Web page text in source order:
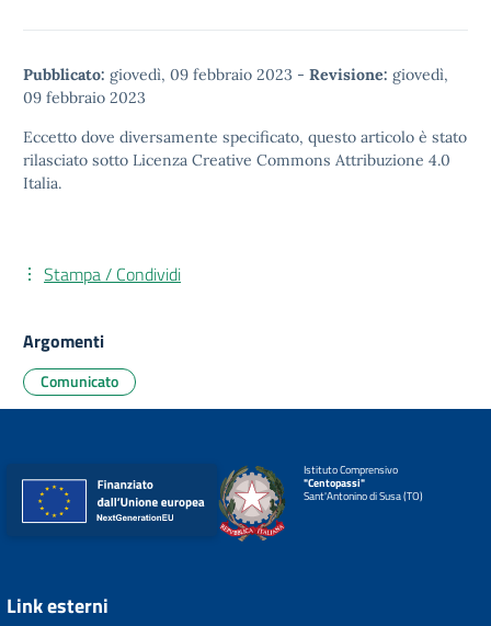
Pubblicato: giovedì, 09 febbraio 2023 - Revisione: giovedì,
09 febbraio 2023
Eccetto dove diversamente specificato, questo articolo è stato
rilasciato sotto Licenza Creative Commons Attribuzione 4.0
Italia.
Stampa / Condividi
Argomenti
Comunicato
Istituto Comprensivo
"Centopassi"
Sant'Antonino di Susa (TO)
Link esterni